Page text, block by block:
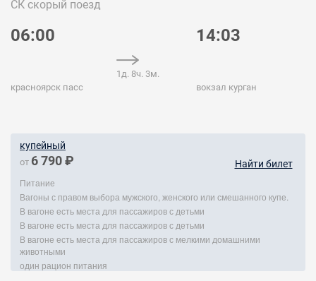
СК скорый поезд
06:00
красноярск пасс
1д. 8ч. 3м.
14:03
вокзал курган
купейный
от 6 790 ₽ Найти билет
Питание
Вагоны с правом выбора мужского, женского или смешанного купе.
В вагоне есть места для пассажиров с детьми
В вагоне есть места для пассажиров с детьми
В вагоне есть места для пассажиров с мелкими домашними
животными
один рацион питания